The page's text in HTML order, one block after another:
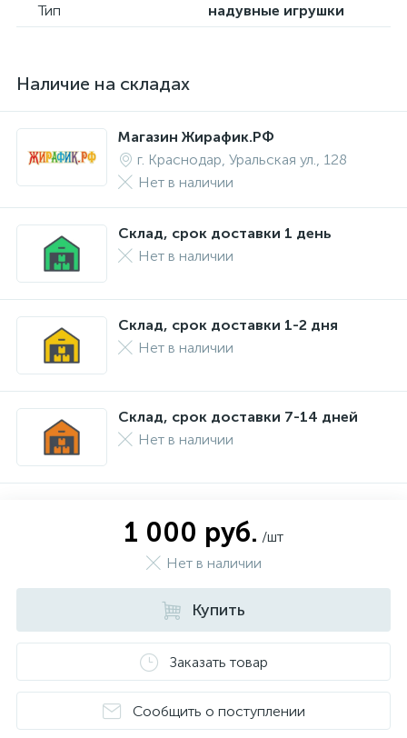
Тип надувные игрушки
Наличие на складах
Магазин Жирафик.РФ
г. Краснодар, Уральская ул., 128
Нет в наличии
Склад, срок доставки 1 день
Нет в наличии
Склад, срок доставки 1-2 дня
Нет в наличии
Склад, срок доставки 7-14 дней
Нет в наличии
1 000 руб. /шт
Нет в наличии
Купить
Заказать товар
Сообщить о поступлении